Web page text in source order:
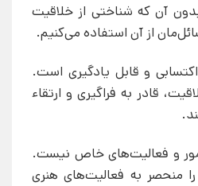
آن که شناختی از خلاقیت
از آن استفاده می‌کنیم.
و قابل یادگیری است.
قادر به فراگیری و ارتقاء
و فعالیت‌های خاص نیست.
منحصر به فعالیت‌های هنری